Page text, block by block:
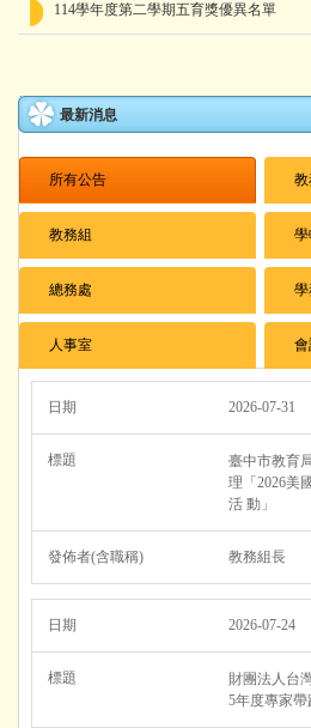
114學年度第二學期五育獎優異名單
最新消息
所有公告 教
教務組 學
總務處 學
人事室 會
2026-07-31
臺中市教育
理「2026美
活 動」
教務組長
2026-07-24
財團法人台
5年度專家